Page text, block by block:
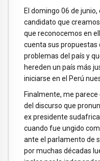
El domingo 06 de
candidato que
que reconocemos en
cuenta sus propuestas
problemas del país y
hereden un país más
iniciarse en el Perú
Finalmente, me
del discurso que
ex presidente
cuando fue ungido
ante el parlamento de
por muchas décadas